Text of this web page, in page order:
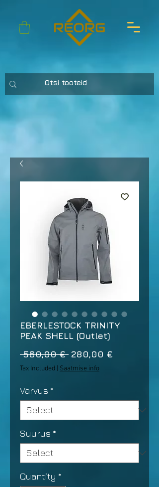
EBERLESTOCK TRINITY
PEAK SHELL (Outlet)
560,00 € Regular
Price
280,00 €
Tax Included Saatmise info
Värvus *
Suurus *
Quantity *